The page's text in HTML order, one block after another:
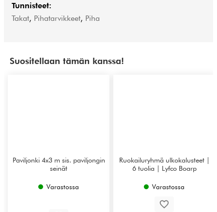
Tunnisteet:
Takat, Pihatarvikkeet, Piha
Suositellaan tämän kanssa!
Paviljonki 4x3 m sis. paviljongin
seinät
Varastossa
Ruokailuryhmä ulkokalusteet |
6 tuolia | Lyfco Boarp
Varastossa